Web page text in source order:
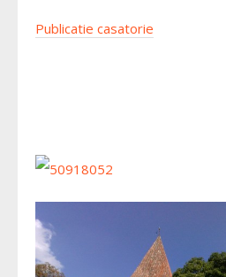
Publicatie casatorie